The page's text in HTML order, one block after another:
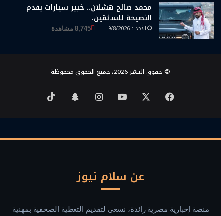
محمد صالح هشلان.. خبير سيارات يقدم
النصيحة للسائقين.
الأحد : 9/8/2026 8,745 مشاهدة
© حقوق النشر 2026، جميع الحقوق محفوظة
فيسبوك ‫YouTubeانستقرامسناب
عن سلام نيوز
منصة إخبارية مصرية رائدة، نسعى لتقديم التغطية الصحفية بمهنية